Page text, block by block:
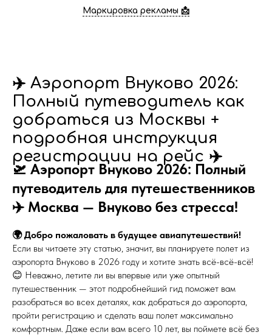
Маркировка рекламы 📩
✈️ Аэропорт Внуково 2026:
Полный путеводитель как
добраться из Москвы +
подробная инструкция
регистрации на рейс ✈️
🛫 Аэропорт Внуково 2026: Полный
путеводитель для путешественников
✈️ Москва — Внуково без стресса!
🌍 Добро пожаловать в будущее авиапутешествий!
Если вы читаете эту статью, значит, вы планируете полет из
аэропорта Внуково в 2026 году и хотите знать всё-всё-всё!
😊 Неважно, летите ли вы впервые или уже опытный
путешественник — этот подробнейший гид поможет вам
разобраться во всех деталях, как добраться до аэропорта,
пройти регистрацию и сделать ваш полет максимально
комфортным. Даже если вам всего 10 лет, вы поймете всё без